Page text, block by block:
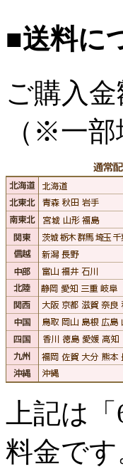
■送料に
ご購入
（※一部
上記は
料金で